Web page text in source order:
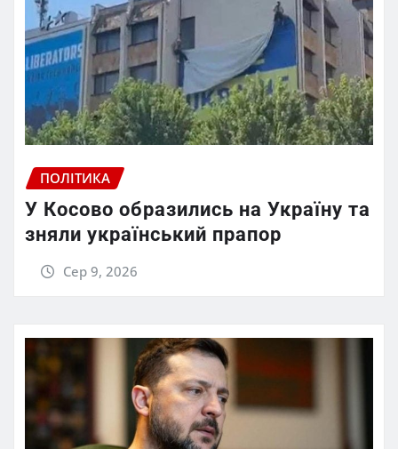
ПОЛІТИКА
У Косово образились на Україну та
зняли український прапор
Сер 9, 2026